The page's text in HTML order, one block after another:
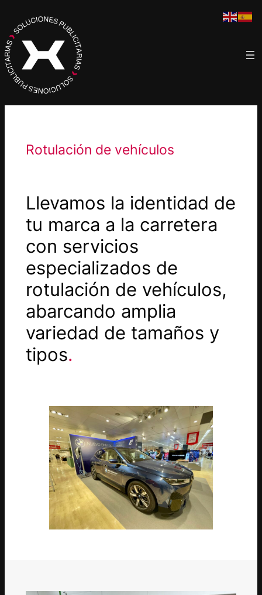
contenido
Rotulación de vehículos
Llevamos la identidad de
tu marca a la carretera
con servicios
especializados de
rotulación de vehículos,
abarcando amplia
variedad de tamaños y
tipos.